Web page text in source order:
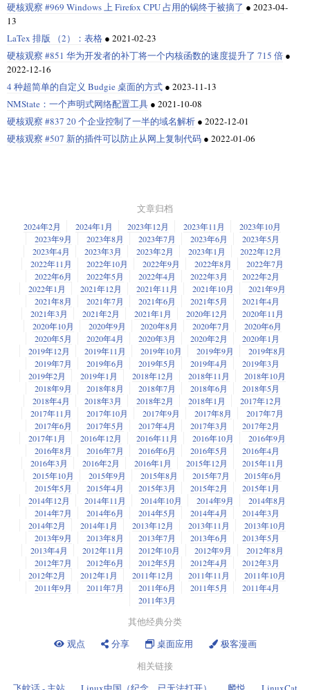
硬核观察 #969 Windows 上 Firefox CPU 占用的锅终于被摘了 ● 2023-04-
13
LaTex 排版 （2）：表格 ● 2021-02-23
硬核观察 #851 华为开发者的补丁将一个内核函数的速度提升了 715 倍 ●
2022-12-16
4 种超简单的自定义 Budgie 桌面的方式 ● 2023-11-13
NMState：一个声明式网络配置工具 ● 2021-10-08
硬核观察 #837 20 个企业控制了一半的域名解析 ● 2022-12-01
硬核观察 #507 新的插件可以防止从网上复制代码 ● 2022-01-06
文章归档
2024年2月 2024年1月 2023年12月 2023年11月
2023年10月
2023年9月
2023年8月 2023年7月 2023年6月
2023年5月
2023年4月
2023年3月 2023年2月 2023年1月
2022年12月
2022年11月
2022年10月 2022年9月 2022年8月
2022年7月
2022年6月
2022年5月 2022年4月 2022年3月
2022年2月
2022年1月
2021年12月 2021年11月 2021年10月
2021年9月
2021年8月
2021年7月 2021年6月 2021年5月
2021年4月
2021年3月
2021年2月 2021年1月 2020年12月
2020年11月
2020年10月
2020年9月 2020年8月 2020年7月
2020年6月
2020年5月
2020年4月 2020年3月 2020年2月
2020年1月
2019年12月
2019年11月 2019年10月 2019年9月
2019年8月
2019年7月
2019年6月 2019年5月 2019年4月
2019年3月
2019年2月
2019年1月 2018年12月 2018年11月
2018年10月
2018年9月
2018年8月 2018年7月 2018年6月
2018年5月
2018年4月
2018年3月 2018年2月 2018年1月
2017年12月
2017年11月
2017年10月 2017年9月 2017年8月
2017年7月
2017年6月
2017年5月 2017年4月 2017年3月
2017年2月
2017年1月
2016年12月 2016年11月 2016年10月
2016年9月
2016年8月
2016年7月 2016年6月 2016年5月
2016年4月
2016年3月
2016年2月 2016年1月 2015年12月
2015年11月
2015年10月
2015年9月 2015年8月 2015年7月
2015年6月
2015年5月
2015年4月 2015年3月 2015年2月
2015年1月
2014年12月
2014年11月 2014年10月 2014年9月
2014年8月
2014年7月
2014年6月 2014年5月 2014年4月
2014年3月
2014年2月
2014年1月 2013年12月 2013年11月
2013年10月
2013年9月
2013年8月 2013年7月 2013年6月
2013年5月
2013年4月
2012年11月 2012年10月 2012年9月
2012年8月
2012年7月
2012年6月 2012年5月 2012年4月
2012年3月
2012年2月
2012年1月 2011年12月 2011年11月
2011年10月
2011年9月
2011年7月 2011年6月 2011年5月
2011年4月
2011年3月
其他经典分类
观点
分享 桌面应用
极客漫画
相关链接